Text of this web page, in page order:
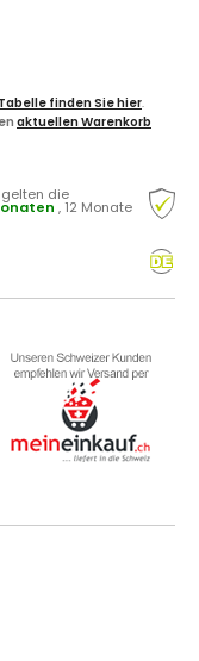
finden Sie hier.
aktuellen Warenkorb
gelten die
, 12 Monate